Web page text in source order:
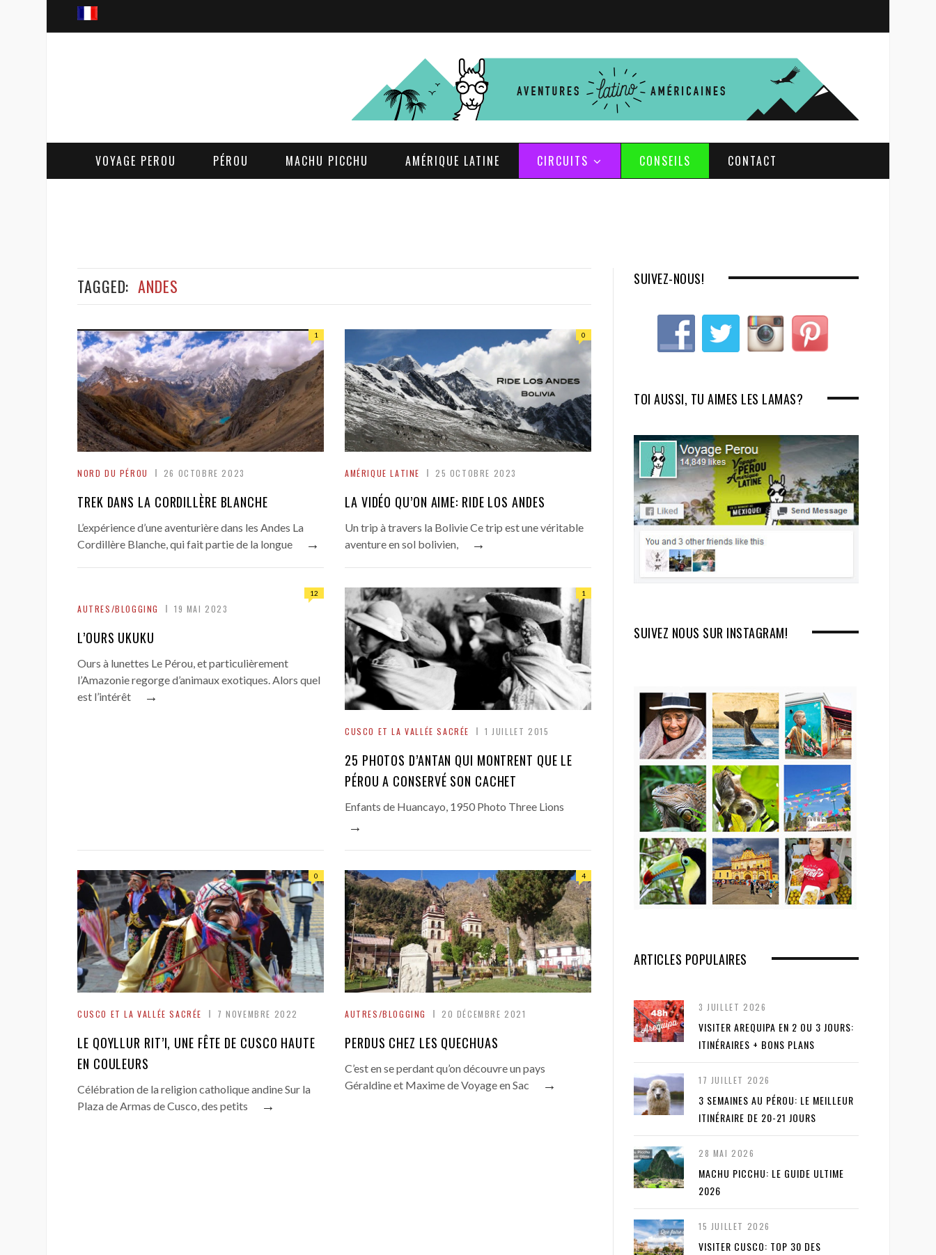
c
VOYAGE PEROU PÉROU MACHU PICCHU AMÉRIQUE LATINE CIRCUITS CONSEILS CONTACT
TAGGED: ANDES
NORD DU PÉROU 26 OCTOBRE 2023
1
TREK DANS LA CORDILLÈRE BLANCHE
L’expérience d’une aventurière dans les Andes La
Cordillère Blanche, qui fait partie de la longue
→
AMÉRIQUE LATINE 25 OCTOBRE 2023
0
LA VIDÉO QU’ON AIME: RIDE LOS ANDES
Un trip à travers la Bolivie Ce trip est une véritable
aventure en sol bolivien,
→
AUTRES/BLOGGING 19 MAI 2023
12
L’OURS UKUKU
Ours à lunettes Le Pérou, et particulièrement
l’Amazonie regorge d’animaux exotiques. Alors quel
est l’intérêt
→
CUSCO ET LA VALLÉE SACRÉE 1 JUILLET 2015
1
25 PHOTOS D’ANTAN QUI MONTRENT QUE LE
PÉROU A CONSERVÉ SON CACHET
Enfants de Huancayo, 1950 Photo Three Lions
→
CUSCO ET LA VALLÉE SACRÉE 7 NOVEMBRE 2022
0
LE QOYLLUR RIT’I, UNE FÊTE DE CUSCO HAUTE
EN COULEURS
Célébration de la religion catholique andine Sur la
Plaza de Armas de Cusco, des petits
→
AUTRES/BLOGGING 20 DÉCEMBRE 2021
4
PERDUS CHEZ LES QUECHUAS
C’est en se perdant qu’on découvre un pays
Géraldine et Maxime de Voyage en Sac
→
SUIVEZ-NOUS!
TOI AUSSI, TU AIMES LES LAMAS?
SUIVEZ NOUS SUR INSTAGRAM!
ARTICLES POPULAIRES
3 JUILLET 2026
VISITER AREQUIPA EN 2 OU 3 JOURS:
ITINÉRAIRES + BONS PLANS
17 JUILLET 2026
3 SEMAINES AU PÉROU: LE MEILLEUR
ITINÉRAIRE DE 20-21 JOURS
28 MAI 2026
MACHU PICCHU: LE GUIDE ULTIME
2026
15 JUILLET 2026
VISITER CUSCO: TOP 30 DES